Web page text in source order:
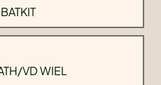
VD WIEL